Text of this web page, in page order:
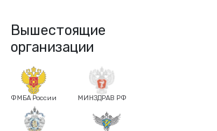
Вышестоящие
организации
ФМБА России МИНЗДРАВ РФ